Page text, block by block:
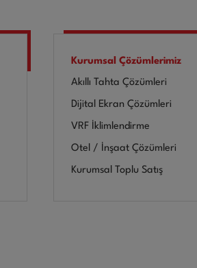
Kurumsal Çözümlerimiz
Akıllı Tahta Çözümleri
Dijital Ekran Çözümleri
VRF İklimlendirme
Otel / İnşaat Çözümleri
Kurumsal Toplu Satış